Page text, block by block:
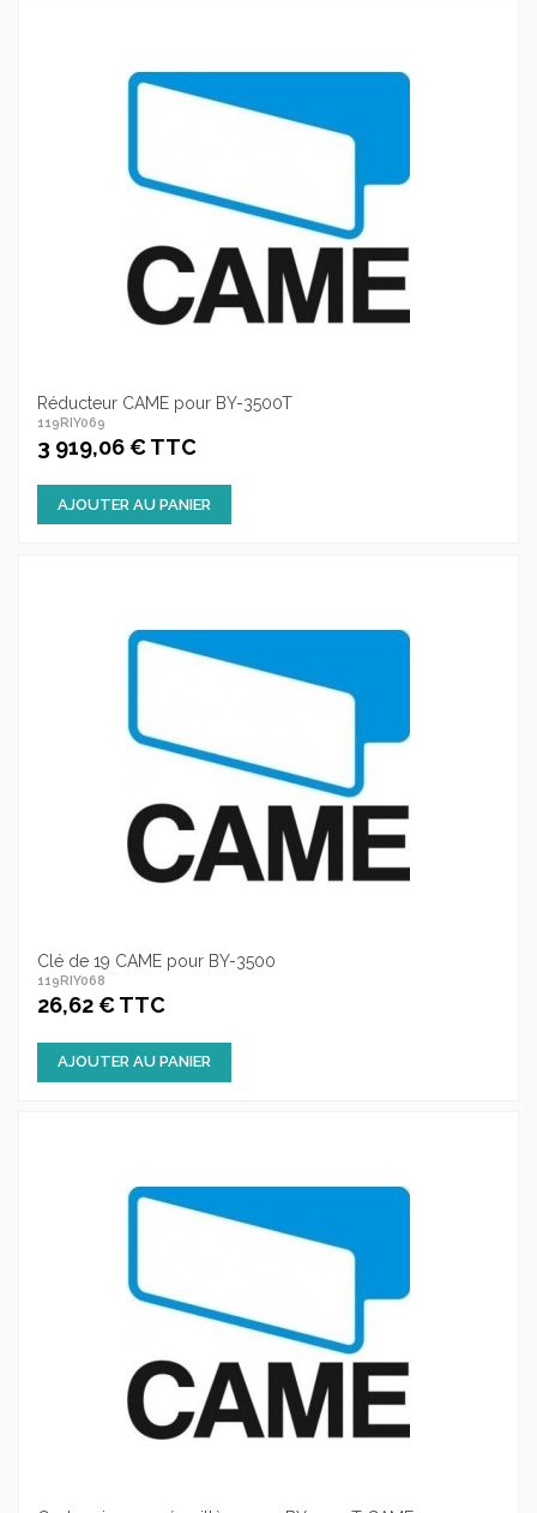
Réducteur CAME pour BY-3500T
119RIY069
3 919,06 € TTC
AJOUTER AU PANIER
Clé de 19 CAME pour BY-3500
119RIY068
26,62 € TTC
AJOUTER AU PANIER